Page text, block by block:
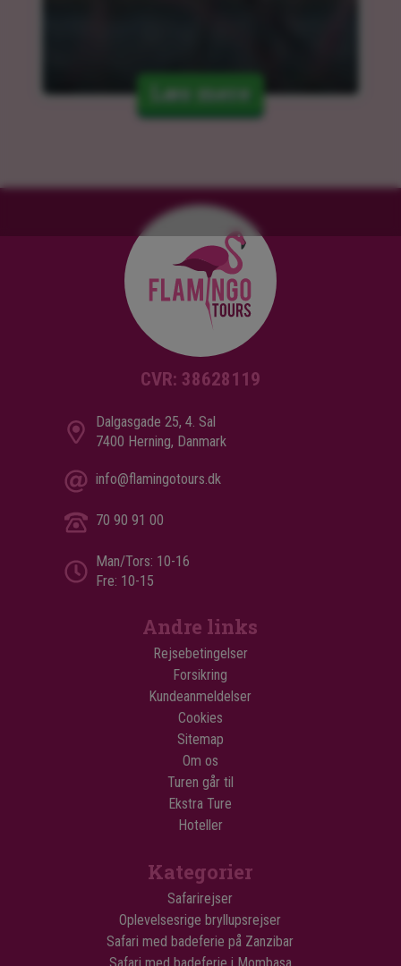
Læs mere
CVR: 38628119
Dalgasgade 25, 4. Sal
7400 Herning, Danmark
info@flamingotours.dk
70 90 91 00
Man/Tors: 10-16
Fre: 10-15
Andre links
Rejsebetingelser
Forsikring
Kundeanmeldelser
Cookies
Sitemap
Om os
Turen går til
Ekstra Ture
Hoteller
Kategorier
Safarirejser
Oplevelsesrige bryllupsrejser
Safari med badeferie på Zanzibar